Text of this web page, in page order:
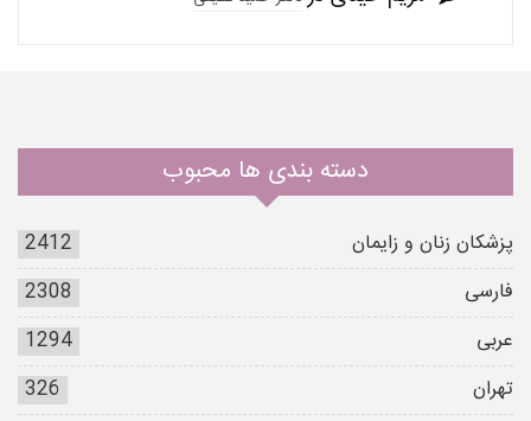
دسته بندی ها محبوب
پزشکان زنان و زایمان
2412
فارسی
2308
عربی
1294
تهران
326